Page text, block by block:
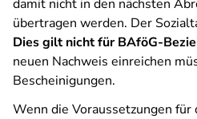
damit nicht in den nächsten
übertragen werden. Der
Dies gilt nicht für BAföG-
neuen Nachweis einreichen
Bescheinigungen.
Wenn die Voraussetzungen